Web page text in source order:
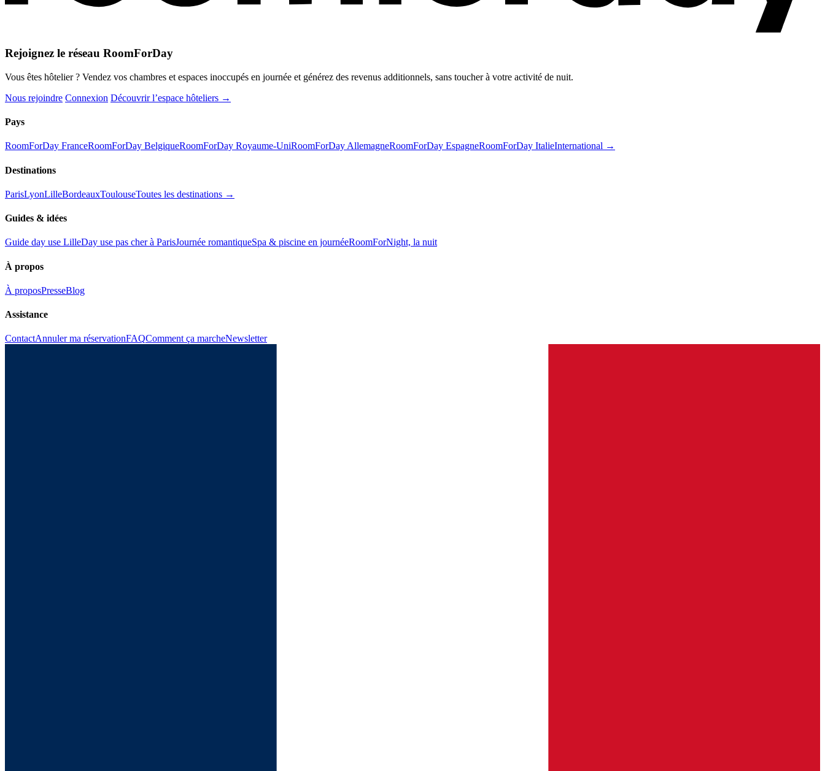
Rejoignez le réseau RoomForDay
Vous êtes hôtelier ? Vendez vos chambres et espaces inoccupés en journée et générez des revenus additionnels, sans toucher à votre activité de nuit.
Nous rejoindre Connexion Découvrir l’espace hôteliers →
Pays
RoomForDay FranceRoomForDay BelgiqueRoomForDay Royaume-UniRoomForDay AllemagneRoomForDay EspagneRoomForDay ItalieInternational →
Destinations
ParisLyonLilleBordeauxToulouseToutes les destinations →
Guides & idées
Guide day use LilleDay use pas cher à ParisJournée romantiqueSpa & piscine en journéeRoomForNight, la nuit
À propos
À proposPresseBlog
Assistance
ContactAnnuler ma réservationFAQComment ça marcheNewsletter